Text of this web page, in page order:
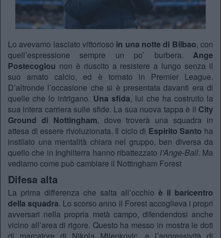
Lo avevamo lasciato vittorioso in una notte di Bilbao, con
quell’espressione sempre un po’ burbera. Ange
Postecoglou non è riuscito a resistere a lungo senza il
suo amato calcio, ed è tornato in Premier League.
D’altronde l’occasione che si è presentata davanti era di
quelle che lo intrigano. Una sfida, lui che ha costruito la
sua intera carriera sulle sfide. La sua nuova tappa è il City
Ground di Nottingham, dove troverà una squadra in
attesa di essere rivoluzionata. Il ciclo di Espirito Santo ha
instilato una mentalità chiara nel gruppo, ben diversa da
quello che in Inghilterra hanno ribattezzato l’Ange-Ball. Ma
vediamo come può cambiare il Nottingham Forest
Difesa alta
La prima differenza che salta all’occhio è il baricentro
della squadra. Lo scorso anno il Forest accoglieva i propri
avversari nella propria metà campo, difendendosi anche
vicino all’area di rigore. Questo ha messo in mostra le doti